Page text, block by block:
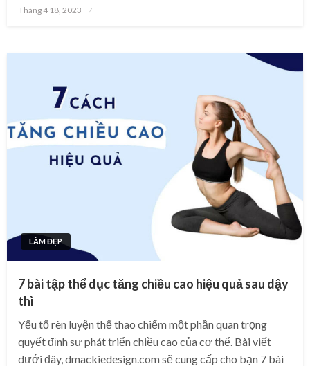
Posted
Tháng 4 18, 2023
LÀM ĐẸP
7 bài tập thể dục tăng chiều cao hiệu quả sau dậy
thì
Yếu tố rèn luyện thể thao chiếm một phần quan trọng
quyết định sự phát triển chiều cao của cơ thể. Bài viết
dưới đây, dmackiedesign.com sẽ cung cấp cho bạn 7 bài